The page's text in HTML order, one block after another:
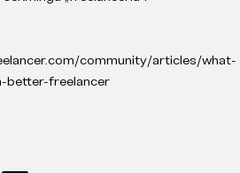
community/articles/what-
better-freelancer